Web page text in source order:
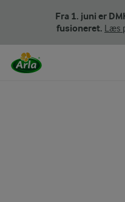
Fra 1. juni er
fusioneret. Læs